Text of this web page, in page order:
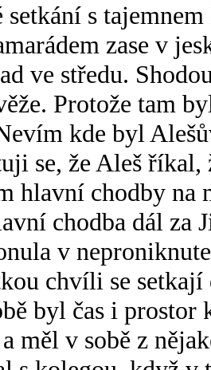
setkání s
zase v
ve středu.
Protože tam
kde byl
se, že Aleš
hlavní chodby
chodba dál za
v
chvíli se
byl čas i
měl v sobě z